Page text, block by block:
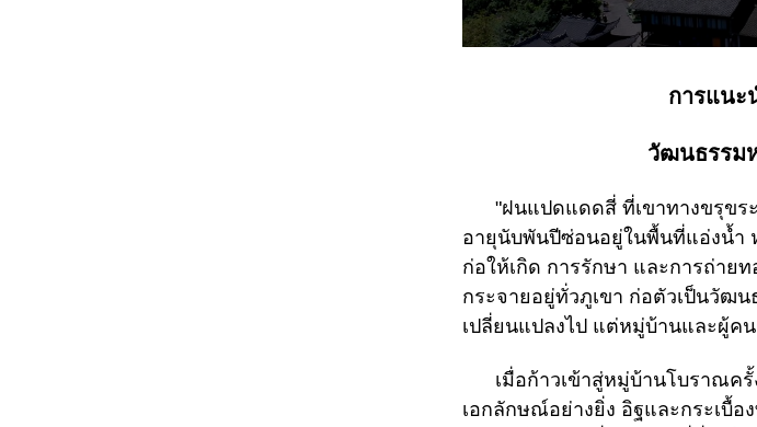
การแน
วัฒนธรรม
"ฝนแปดแดดสี่ ที่เขาทางขรุขระ"
อายุนับพันปีซ่อนอยู่ในพื้นที่แอ่งน้ำ
ก่อให้เกิด การรักษา และการถ่า
กระจายอยู่ทั่วภูเขา ก่อตัวเป็นวัฒ
เปลี่ยนแปลงไป แต่หมู่บ้านและผู้ค
เมื่อก้าวเข้าสู่หมู่บ้านโบราณครั้
เอกลักษณ์อย่างยิ่ง อิฐและกระเบื้